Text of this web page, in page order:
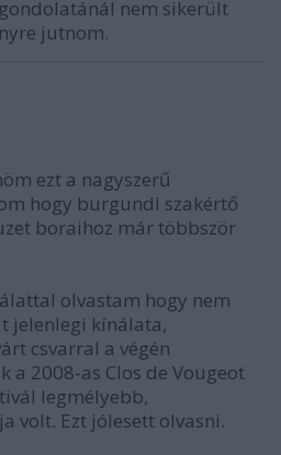
nem sikerült
jutnom.
ezt a nagyszerű
hogy burgundi szakértő
boraihoz már többször
olvastam hogy nem
jelenlegi kínálata,
csvarral a végén
a 2008-as Clos de Vougeot
legmélyebb,
volt. Ezt jólesett olvasni.